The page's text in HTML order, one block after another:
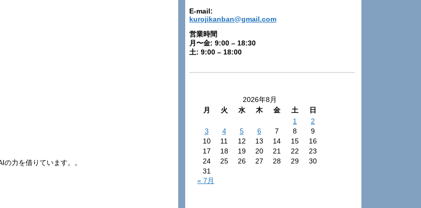
力を借りています。。
E-mail:
kurojikanban@gmail.com
営業時間
月〜金: 9:00 – 18:30
土: 9:00 – 18:00
2026年8月
月
火 水 木 金 土
日
1
2
3
4 5 6 7 8
9
10
11 12 13 14 15
16
17
18 19 20 21 22
23
24
25 26 27 28 29
30
31
« 7月